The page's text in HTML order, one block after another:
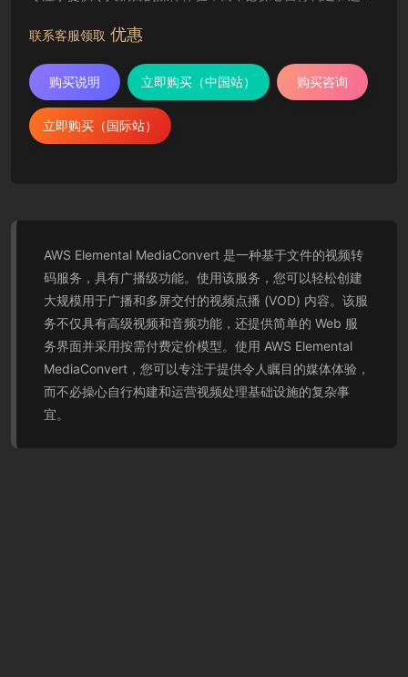
联系客服领取 优惠
购买说明 立即购买（中国站） 购买咨询
立即购买（国际站）
AWS Elemental MediaConvert 是一种基于文件的视频转
码服务，具有广播级功能。使用该服务，您可以轻松创建
大规模用于广播和多屏交付的视频点播 (VOD) 内容。该服
务不仅具有高级视频和音频功能，还提供简单的 Web 服
务界面并采用按需付费定价模型。使用 AWS Elemental
MediaConvert，您可以专注于提供令人瞩目的媒体体验，
而不必操心自行构建和运营视频处理基础设施的复杂事
宜。